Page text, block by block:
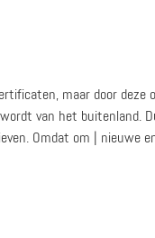
maar door deze
van het buitenland.
Omdat om | nieuwe